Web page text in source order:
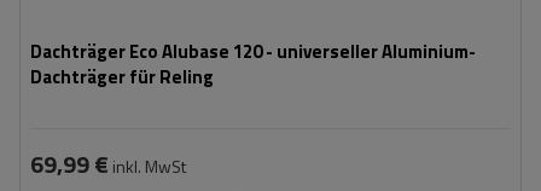
Dachträger Eco Alubase 120 - universeller Aluminium-
Dachträger für Reling
69,99 € inkl. MwSt